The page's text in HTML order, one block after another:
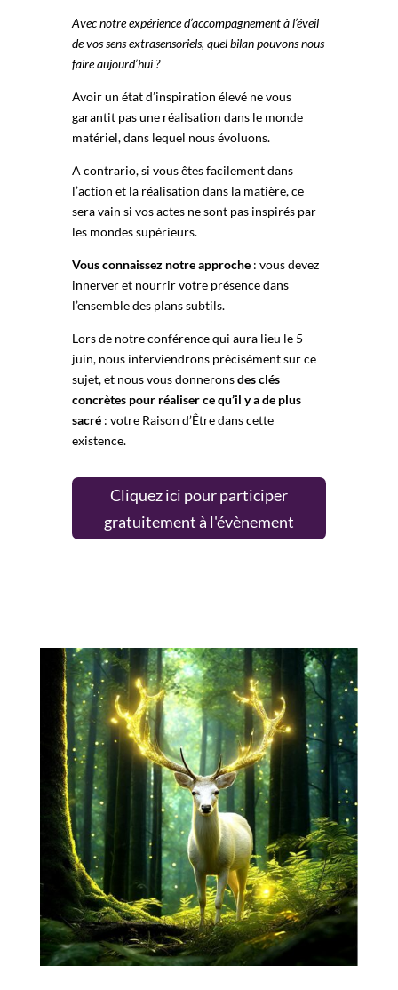
Avec notre expérience d’accompagnement à l’éveil
de vos sens extrasensoriels, quel bilan pouvons nous
faire aujourd’hui ?
Avoir un état d’inspiration élevé ne vous
garantit pas une réalisation dans le monde
matériel, dans lequel nous évoluons.
A contrario, si vous êtes facilement dans
l’action et la réalisation dans la matière, ce
sera vain si vos actes ne sont pas inspirés par
les mondes supérieurs.
Vous connaissez notre approche : vous devez
innerver et nourrir votre présence dans
l’ensemble des plans subtils.
Lors de notre conférence qui aura lieu le 5
juin, nous interviendrons précisément sur ce
sujet, et nous vous donneronsdes clés
concrètes pour réaliser ce qu’il y a de plus
sacré: votre Raison d’Être dans cette
existence.
Cliquez ici pour participer
gratuitement à l'évènement